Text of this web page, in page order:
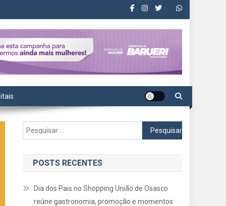
Pesquisar
por:
POSTS RECENTES
Dia dos Pais no Shopping União de Osasco
reúne gastronomia, promoção e momentos